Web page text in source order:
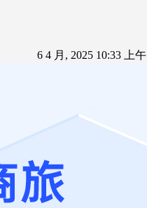
6 4 月, 2025 10:33 上午